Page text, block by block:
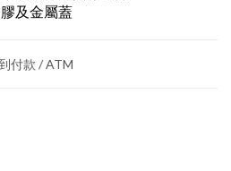
及金屬蓋
付款 / ATM